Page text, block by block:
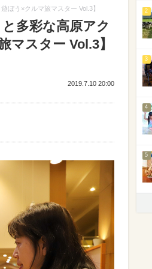
ぼう×クルマ旅マスター Vol.3】
多彩な高原アク
スター Vol.3】
2019.7.10 20:00
2
3
4
5